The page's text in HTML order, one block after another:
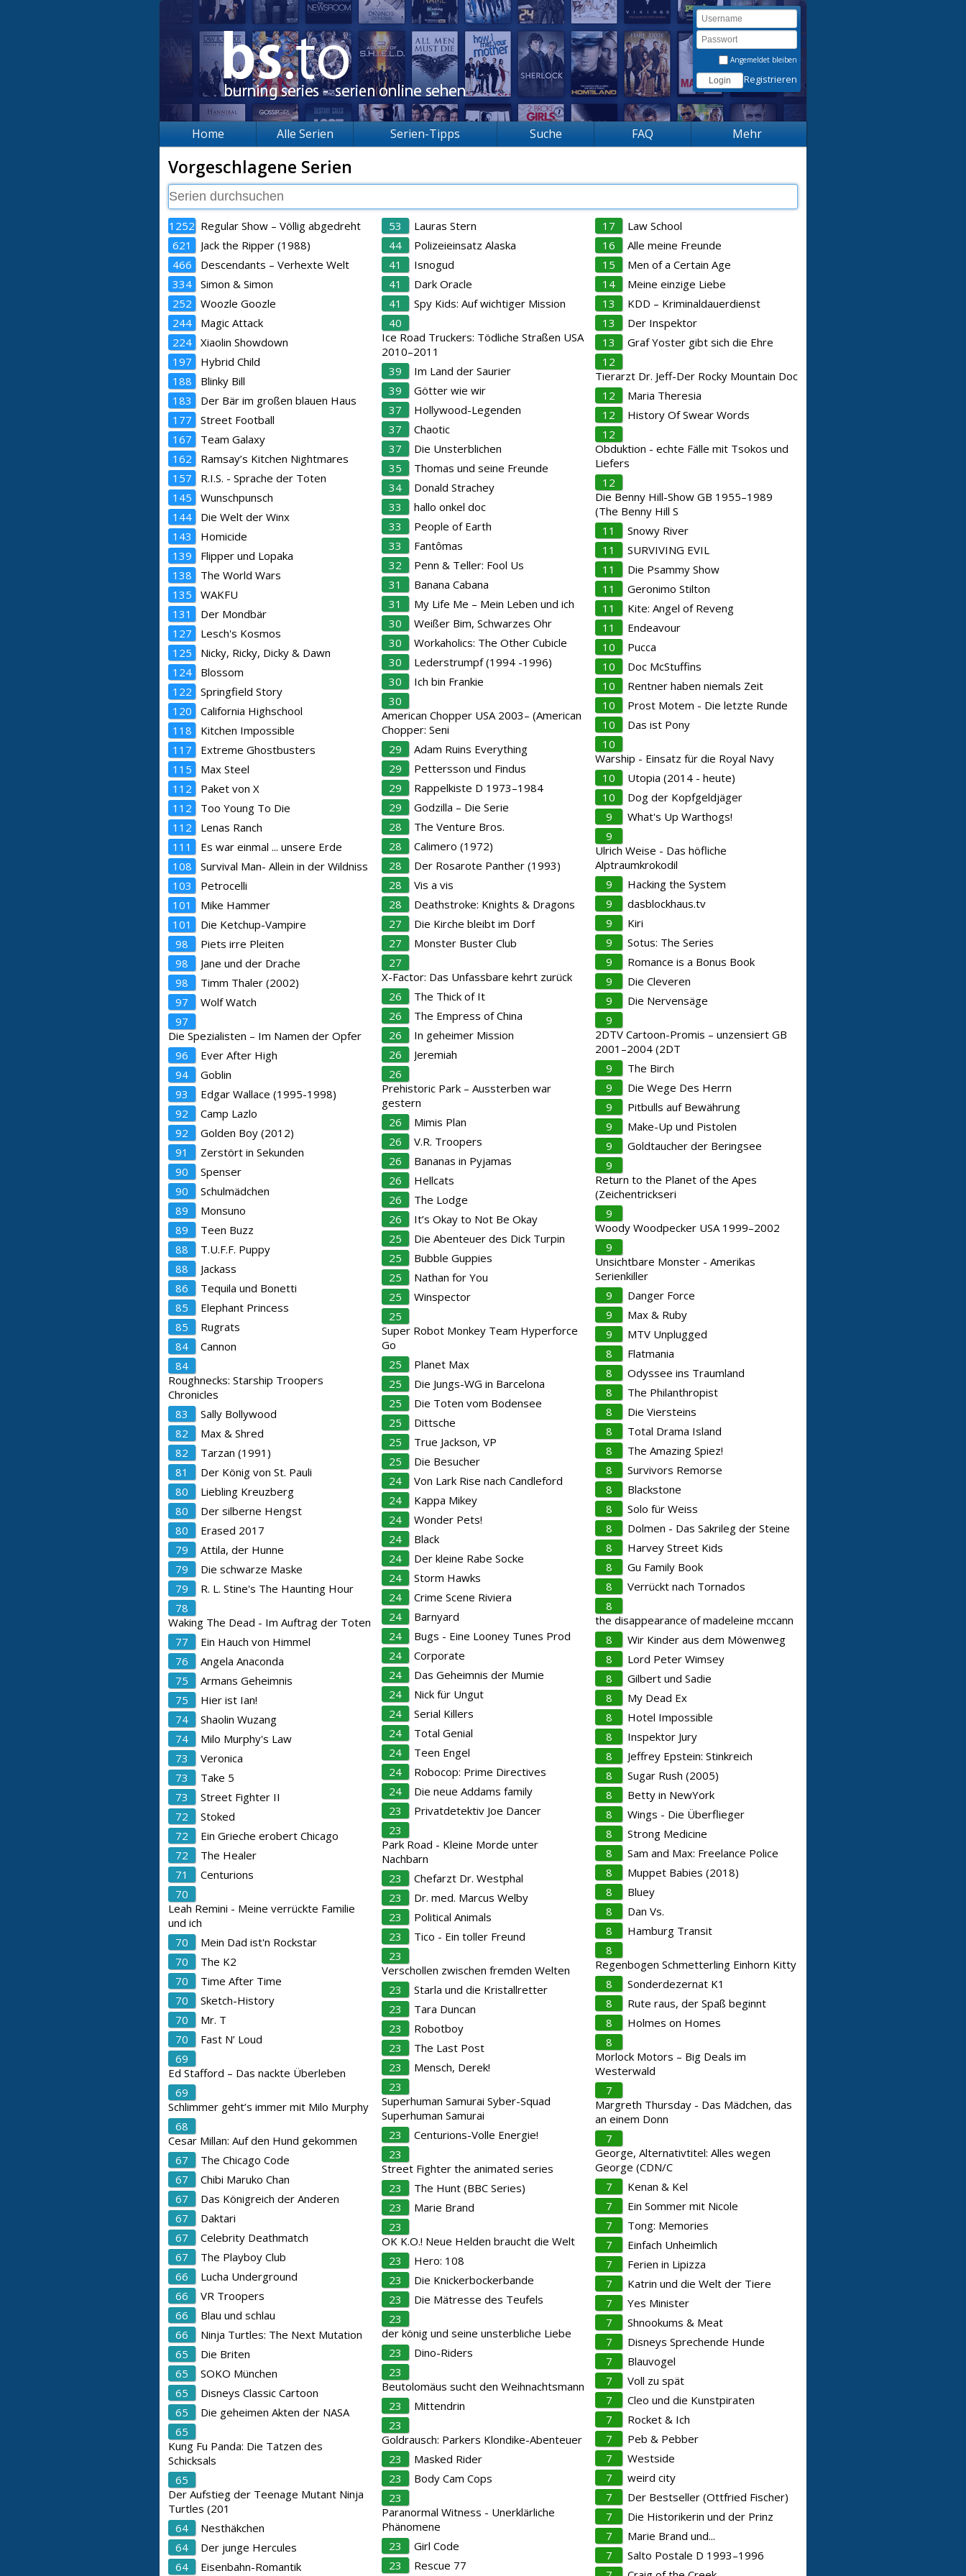
Angemeldet bleiben
Registrieren
Home Alle Serien Serien-Tipps Suche FAQ Mehr
Vorgeschlagene Serien
1252 Regular Show – Völlig abgedreht
621
Jack the Ripper (1988)
466
Descendants – Verhexte Welt
334
Simon & Simon
252
Woozle Goozle
244
Magic Attack
224
Xiaolin Showdown
197
Hybrid Child
188
Blinky Bill
183
Der Bär im großen blauen Haus
177
Street Football
167
Team Galaxy
162
Ramsay’s Kitchen Nightmares
157
R.I.S. - Sprache der Toten
145
Wunschpunsch
144
Die Welt der Winx
143
Homicide
139
Flipper und Lopaka
138
The World Wars
135
WAKFU
131
Der Mondbär
127
Lesch's Kosmos
125
Nicky, Ricky, Dicky & Dawn
124
Blossom
122
Springfield Story
120
California Highschool
118
Kitchen Impossible
117
Extreme Ghostbusters
115
Max Steel
112
Paket von X
112
Too Young To Die
112
Lenas Ranch
111
Es war einmal ... unsere Erde
108
Survival Man- Allein in der Wildniss
103
Petrocelli
101
Mike Hammer
101
Die Ketchup-Vampire
98
Piets irre Pleiten
98
Jane und der Drache
98
Timm Thaler (2002)
97
Wolf Watch
97
Die Spezialisten – Im Namen der Opfer
96
Ever After High
94
Goblin
93
Edgar Wallace (1995-1998)
92
Camp Lazlo
92
Golden Boy (2012)
91
Zerstört in Sekunden
90
Spenser
90
Schulmädchen
89
Monsuno
89
Teen Buzz
88
T.U.F.F. Puppy
88
Jackass
86
Tequila und Bonetti
85
Elephant Princess
85
Rugrats
84
Cannon
84
Roughnecks: Starship Troopers
Chronicles
83
Sally Bollywood
82
Max & Shred
82
Tarzan (1991)
81
Der König von St. Pauli
80
Liebling Kreuzberg
80
Der silberne Hengst
80
Erased 2017
79
Attila, der Hunne
79
Die schwarze Maske
79
R. L. Stine's The Haunting Hour
78
Waking The Dead - Im Auftrag der Toten
77
Ein Hauch von Himmel
76
Angela Anaconda
75
Armans Geheimnis
75
Hier ist Ian!
74
Shaolin Wuzang
74
Milo Murphy's Law
73
Veronica
73
Take 5
73
Street Fighter II
72
Stoked
72
Ein Grieche erobert Chicago
72
The Healer
71
Centurions
70
Leah Remini - Meine verrückte Familie
und ich
70
Mein Dad ist'n Rockstar
70
The K2
70
Time After Time
70
Sketch-History
70
Mr. T
70
Fast N’ Loud
69
Ed Stafford – Das nackte Überleben
69
Schlimmer geht’s immer mit Milo Murphy
68
Cesar Millan: Auf den Hund gekommen
67
The Chicago Code
67
Chibi Maruko Chan
67
Das Königreich der Anderen
67
Daktari
67
Celebrity Deathmatch
67
The Playboy Club
66
Lucha Underground
66
VR Troopers
66
Blau und schlau
66
Ninja Turtles: The Next Mutation
65
Die Briten
65
SOKO München
65
Disneys Classic Cartoon
65
Die geheimen Akten der NASA
65
Kung Fu Panda: Die Tatzen des
Schicksals
65
Der Aufstieg der Teenage Mutant Ninja
Turtles (201
64
Nesthäkchen
64
Der junge Hercules
64
Eisenbahn-Romantik
53
Lauras Stern
44
Polizeieinsatz Alaska
41
Isnogud
41
Dark Oracle
41
Spy Kids: Auf wichtiger Mission
40
Ice Road Truckers: Tödliche Straßen USA
2010–2011
39
Im Land der Saurier
39
Götter wie wir
37
Hollywood-Legenden
37
Chaotic
37
Die Unsterblichen
35
Thomas und seine Freunde
34
Donald Strachey
33
hallo onkel doc
33
People of Earth
33
Fantômas
32
Penn & Teller: Fool Us
31
Banana Cabana
31
My Life Me – Mein Leben und ich
30
Weißer Bim, Schwarzes Ohr
30
Workaholics: The Other Cubicle
30
Lederstrumpf (1994 -1996)
30
Ich bin Frankie
30
American Chopper USA 2003– (American
Chopper: Seni
29
Adam Ruins Everything
29
Pettersson und Findus
29
Rappelkiste D 1973–1984
29
Godzilla – Die Serie
28
The Venture Bros.
28
Calimero (1972)
28
Der Rosarote Panther (1993)
28
Vis a vis
28
Deathstroke: Knights & Dragons
27
Die Kirche bleibt im Dorf
27
Monster Buster Club
27
X-Factor: Das Unfassbare kehrt zurück
26
The Thick of It
26
The Empress of China
26
In geheimer Mission
26
Jeremiah
26
Prehistoric Park – Aussterben war
gestern
26
Mimis Plan
26
V.R. Troopers
26
Bananas in Pyjamas
26
Hellcats
26
The Lodge
26
It’s Okay to Not Be Okay
25
Die Abenteuer des Dick Turpin
25
Bubble Guppies
25
Nathan for You
25
Winspector
25
Super Robot Monkey Team Hyperforce
Go
25
Planet Max
25
Die Jungs-WG in Barcelona
25
Die Toten vom Bodensee
25
Dittsche
25
True Jackson, VP
25
Die Besucher
24
Von Lark Rise nach Candleford
24
Kappa Mikey
24
Wonder Pets!
24
Black
24
Der kleine Rabe Socke
24
Storm Hawks
24
Crime Scene Riviera
24
Barnyard
24
Bugs - Eine Looney Tunes Prod
24
Corporate
24
Das Geheimnis der Mumie
24
Nick für Ungut
24
Serial Killers
24
Total Genial
24
Teen Engel
24
Robocop: Prime Directives
24
Die neue Addams family
23
Privatdetektiv Joe Dancer
23
Park Road - Kleine Morde unter
Nachbarn
23
Chefarzt Dr. Westphal
23
Dr. med. Marcus Welby
23
Political Animals
23
Tico - Ein toller Freund
23
Verschollen zwischen fremden Welten
23
Starla und die Kristallretter
23
Tara Duncan
23
Robotboy
23
The Last Post
23
Mensch, Derek!
23
Superhuman Samurai Syber-Squad
Superhuman Samurai
23
Centurions-Volle Energie!
23
Street Fighter the animated series
23
The Hunt (BBC Series)
23
Marie Brand
23
OK K.O.! Neue Helden braucht die Welt
23
Hero: 108
23
Die Knickerbockerbande
23
Die Mätresse des Teufels
23
der könig und seine unsterbliche Liebe
23
Dino-Riders
23
Beutolomäus sucht den Weihnachtsmann
23
Mittendrin
23
Goldrausch: Parkers Klondike-Abenteuer
23
Masked Rider
23
Body Cam Cops
23
Paranormal Witness - Unerklärliche
Phänomene
23
Girl Code
23
Rescue 77
17
Law School
16
Alle meine Freunde
15
Men of a Certain Age
14
Meine einzige Liebe
13
KDD – Kriminaldauerdienst
13
Der Inspektor
13
Graf Yoster gibt sich die Ehre
12
Tierarzt Dr. Jeff-Der Rocky Mountain Doc
12
Maria Theresia
12
History Of Swear Words
12
Obduktion - echte Fälle mit Tsokos und
Liefers
12
Die Benny Hill-Show GB 1955–1989
(The Benny Hill S
11
Snowy River
11
SURVIVING EVIL
11
Die Psammy Show
11
Geronimo Stilton
11
Kite: Angel of Reveng
11
Endeavour
10
Pucca
10
Doc McStuffins
10
Rentner haben niemals Zeit
10
Prost Motem - Die letzte Runde
10
Das ist Pony
10
Warship - Einsatz für die Royal Navy
10
Utopia (2014 - heute)
10
Dog der Kopfgeldjäger
9
What's Up Warthogs!
9
Ulrich Weise - Das höfliche
Alptraumkrokodil
9
Hacking the System
9
dasblockhaus.tv
9
Kiri
9
Sotus: The Series
9
Romance is a Bonus Book
9
Die Cleveren
9
Die Nervensäge
9
2DTV Cartoon-Promis – unzensiert GB
2001–2004 (2DT
9
The Birch
9
Die Wege Des Herrn
9
Pitbulls auf Bewährung
9
Make-Up und Pistolen
9
Goldtaucher der Beringsee
9
Return to the Planet of the Apes
(Zeichentrickseri
9
Woody Woodpecker USA 1999–2002
9
Unsichtbare Monster - Amerikas
Serienkiller
9
Danger Force
9
Max & Ruby
9
MTV Unplugged
8
Flatmania
8
Odyssee ins Traumland
8
The Philanthropist
8
Die Viersteins
8
Total Drama Island
8
The Amazing Spiez!
8
Survivors Remorse
8
Blackstone
8
Solo für Weiss
8
Dolmen - Das Sakrileg der Steine
8
Harvey Street Kids
8
Gu Family Book
8
Verrückt nach Tornados
8
the disappearance of madeleine mccann
8
Wir Kinder aus dem Möwenweg
8
Lord Peter Wimsey
8
Gilbert und Sadie
8
My Dead Ex
8
Hotel Impossible
8
Inspektor Jury
8
Jeffrey Epstein: Stinkreich
8
Sugar Rush (2005)
8
Betty in NewYork
8
Wings - Die Überflieger
8
Strong Medicine
8
Sam and Max: Freelance Police
8
Muppet Babies (2018)
8
Bluey
8
Dan Vs.
8
Hamburg Transit
8
Regenbogen Schmetterling Einhorn Kitty
8
Sonderdezernat K1
8
Rute raus, der Spaß beginnt
8
Holmes on Homes
8
Morlock Motors – Big Deals im
Westerwald
7
Margreth Thursday - Das Mädchen, das
an einem Donn
7
George, Alternativtitel: Alles wegen
George (CDN/C
7
Kenan & Kel
7
Ein Sommer mit Nicole
7
Tong: Memories
7
Einfach Unheimlich
7
Ferien in Lipizza
7
Katrin und die Welt der Tiere
7
Yes Minister
7
Shnookums & Meat
7
Disneys Sprechende Hunde
7
Blauvogel
7
Voll zu spät
7
Cleo und die Kunstpiraten
7
Rocket & Ich
7
Peb & Pebber
7
Westside
7
weird city
7
Der Bestseller (Ottfried Fischer)
7
Die Historikerin und der Prinz
7
Marie Brand und...
7
Salto Postale D 1993–1996